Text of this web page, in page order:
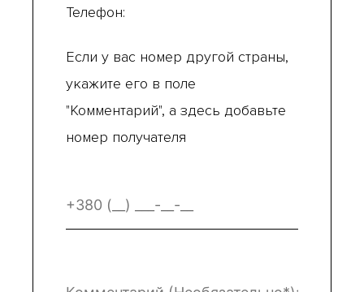
Телефон:
Если у вас номер другой страны,
укажите его в поле
"Комментарий", а здесь добавьте
номер получателя